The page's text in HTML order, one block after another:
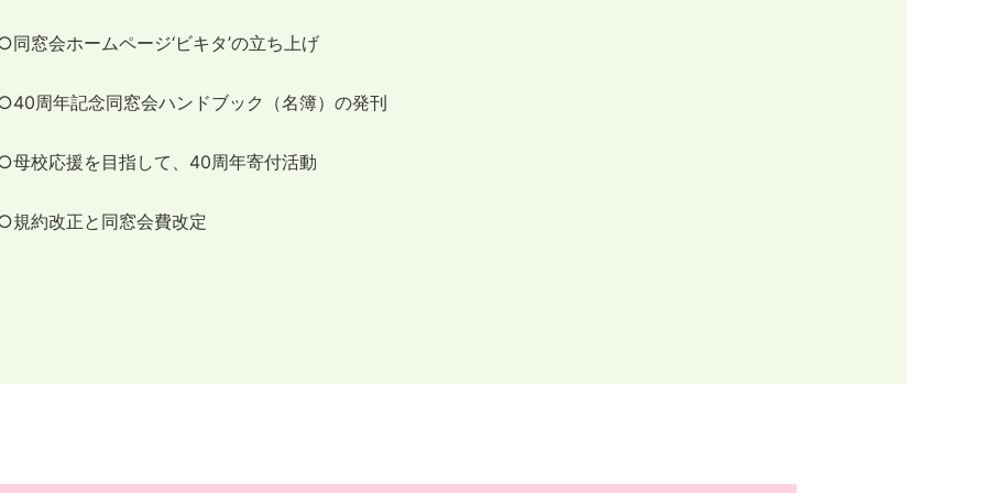
同窓会ホームページ‘ビキタ’の立ち上げ
周年記念同窓会ハンドブック（名簿）の発刊
母校応援を目指して、40周年寄付活動
規約改正と同窓会費改定